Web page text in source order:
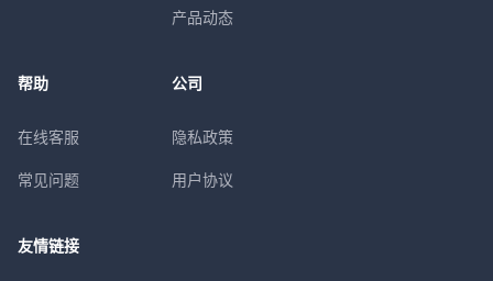
产品动态
帮助
在线客服
常见问题
公司
隐私政策
用户协议
友情链接